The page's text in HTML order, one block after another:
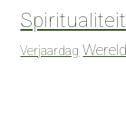
Spiritualiteit
Verjaardag